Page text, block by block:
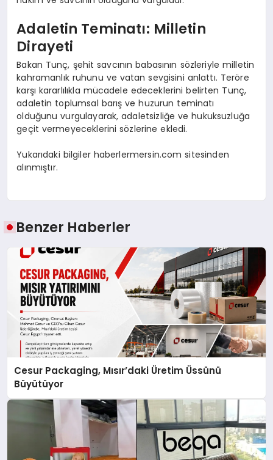
Adaletin Teminatı: Milletin
Dirayeti
Bakan Tunç, şehit savcının babasının sözleriyle milletin
kahramanlık ruhunu ve vatan sevgisini anlattı. Teröre
karşı kararlılıkla mücadele edeceklerini belirten Tunç,
adaletin toplumsal barış ve huzurun teminatı
olduğunu vurgulayarak, adaletsizliğe ve hukuksuzluğa
geçit vermeyeceklerini sözlerine ekledi.
Yukarıdaki bilgiler haberlermersin.com sitesinden
alınmıştır.
Benzer Haberler
Cesur Packaging, Mısır’daki Üretim Üssünü
Büyütüyor